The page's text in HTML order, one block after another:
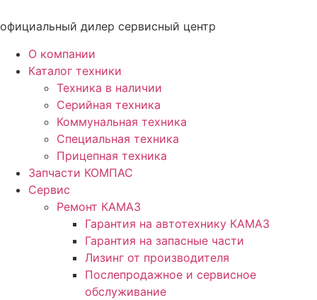
официальный дилер сервисный центр
О компании
Каталог техники
Техника в наличии
Серийная техника
Коммунальная техника
Специальная техника
Прицепная техника
Запчасти КОМПАС
Сервис
Ремонт КАМАЗ
Гарантия на автотехнику КАМАЗ
Гарантия на запасные части
Лизинг от производителя
Послепродажное и сервисное
обслуживание